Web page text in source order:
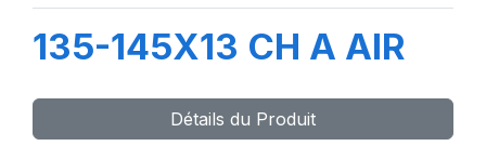
135-145X13 CH A AIR
Détails du Produit